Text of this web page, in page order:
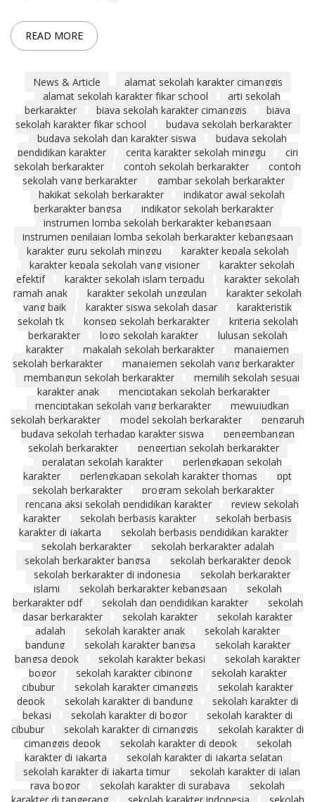
READ MORE
News & Article
alamat sekolah karakter cimanggis
alamat sekolah karakter fikar school
arti sekolah
berkarakter
biaya sekolah karakter cimanggis
biaya
sekolah karakter fikar school
budaya sekolah berkarakter
budaya sekolah dan karakter siswa
budaya sekolah
pendidikan karakter
cerita karakter sekolah minggu
ciri
sekolah berkarakter
contoh sekolah berkarakter
contoh
sekolah yang berkarakter
gambar sekolah berkarakter
hakikat sekolah berkarakter
indikator awal sekolah
berkarakter bangsa
indikator sekolah berkarakter
instrumen lomba sekolah berkarakter kebangsaan
instrumen penilaian lomba sekolah berkarakter kebangsaan
karakter guru sekolah minggu
karakter kepala sekolah
karakter kepala sekolah yang visioner
karakter sekolah
efektif
karakter sekolah islam terpadu
karakter sekolah
ramah anak
karakter sekolah unggulan
karakter sekolah
yang baik
karakter siswa sekolah dasar
karakteristik
sekolah tk
konsep sekolah berkarakter
kriteria sekolah
berkarakter
logo sekolah karakter
lulusan sekolah
karakter
makalah sekolah berkarakter
manajemen
sekolah berkarakter
manajemen sekolah yang berkarakter
membangun sekolah berkarakter
memilih sekolah sesuai
karakter anak
menciptakan sekolah berkarakter
menciptakan sekolah yang berkarakter
mewujudkan
sekolah berkarakter
model sekolah berkarakter
pengaruh
budaya sekolah terhadap karakter siswa
pengembangan
sekolah berkarakter
pengertian sekolah berkarakter
peralatan sekolah karakter
perlengkapan sekolah
karakter
perlengkapan sekolah karakter thomas
ppt
sekolah berkarakter
program sekolah berkarakter
rencana aksi sekolah pendidikan karakter
review sekolah
karakter
sekolah berbasis karakter
sekolah berbasis
karakter di jakarta
sekolah berbasis pendidikan karakter
sekolah berkarakter
sekolah berkarakter adalah
sekolah berkarakter bangsa
sekolah berkarakter depok
sekolah berkarakter di indonesia
sekolah berkarakter
islami
sekolah berkarakter kebangsaan
sekolah
berkarakter pdf
sekolah dan pendidikan karakter
sekolah
dasar berkarakter
sekolah karakter
sekolah karakter
adalah
sekolah karakter anak
sekolah karakter
bandung
sekolah karakter bangsa
sekolah karakter
bangsa depok
sekolah karakter bekasi
sekolah karakter
bogor
sekolah karakter cibinong
sekolah karakter
cibubur
sekolah karakter cimanggis
sekolah karakter
depok
sekolah karakter di bandung
sekolah karakter di
bekasi
sekolah karakter di bogor
sekolah karakter di
cibubur
sekolah karakter di cimanggis
sekolah karakter di
cimanggis depok
sekolah karakter di depok
sekolah
karakter di jakarta
sekolah karakter di jakarta selatan
sekolah karakter di jakarta timur
sekolah karakter di jalan
raya bogor
sekolah karakter di surabaya
sekolah
karakter di tangerang
sekolah karakter indonesia sekolah